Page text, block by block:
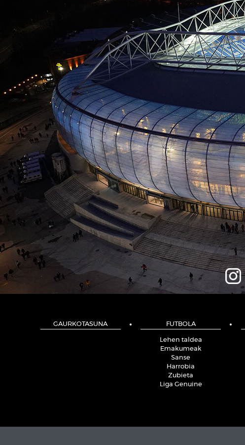
GAURKOTASUNA FUTBOLA
Lehen taldea
Emakumeak
Sanse
Harrobia
Zubieta
Liga Genuine